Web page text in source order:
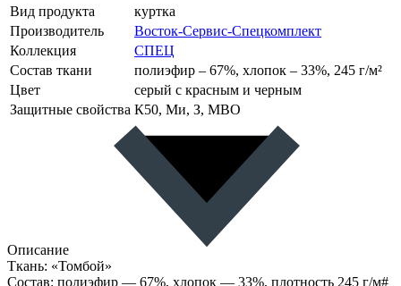
Вид продукта
куртка
Производитель
Восток-Сервис-Спецкомплект
Коллекция
СПЕЦ
Состав ткани
полиэфир – 67%, хлопок – 33%, 245 г/м²
Цвет
серый с красным и черным
Защитные свойства К50, Ми, З, МВО
Описание
Ткань: «Томбой»
Состав: полиэфир — 67%, хлопок — 33%, плотность 245 г/м#